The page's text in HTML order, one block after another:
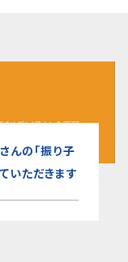
んの「振り子
いただきます